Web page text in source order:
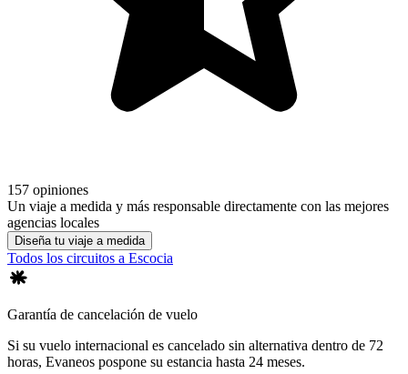
157 opiniones
Un viaje a medida y más responsable directamente con las mejores
agencias locales
Diseña tu viaje a medida
Todos los circuitos a Escocia
Garantía de cancelación de vuelo
Si su vuelo internacional es cancelado sin alternativa dentro de 72
horas, Evaneos pospone su estancia hasta 24 meses.